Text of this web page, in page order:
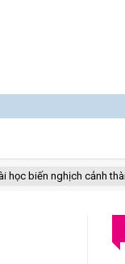
cảnh thành cơ hội